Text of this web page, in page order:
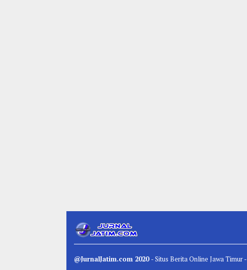
@JurnalJatim.com 2020 - Situs BeritaOnline Jawa Timur -